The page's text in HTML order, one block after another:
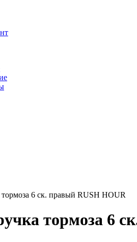
6 ск. правый RUSH HOUR
тормоза 6